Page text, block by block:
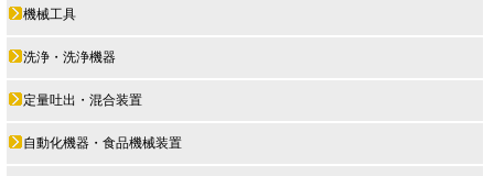
機械工具
洗浄・洗浄機器
定量吐出・混合装置
自動化機器・食品機械装置